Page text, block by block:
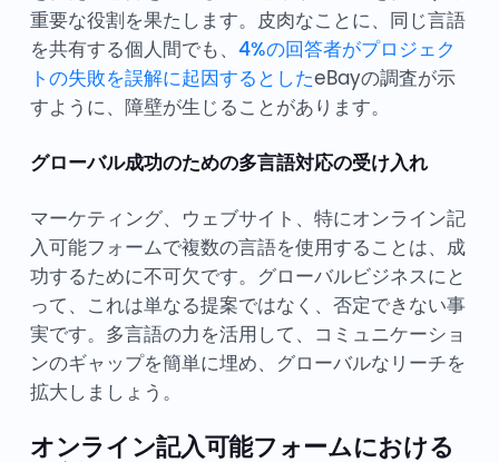
重要な役割を果たします。皮肉なことに、同じ言語
を共有する個人間でも、 4%の回答者がプロジェク
トの失敗を誤解に起因するとしたeBayの調査が示
すように、障壁が生じることがあります。
グローバル成功のための多言語対応の受け入れ
マーケティング、ウェブサイト、特にオンライン記
入可能フォームで複数の言語を使用することは、成
功するために不可欠です。グローバルビジネスにと
って、これは単なる提案ではなく、否定できない事
実です。多言語の力を活用して、コミュニケーショ
ンのギャップを簡単に埋め、グローバルなリーチを
拡大しましょう。
オンライン記入可能フォームにおける